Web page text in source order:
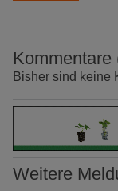
Kommentare
Bisher sind keine
Weitere